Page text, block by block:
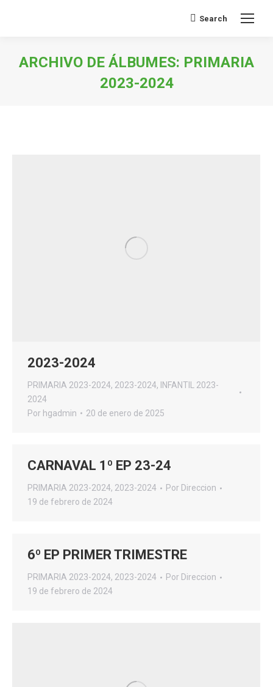
Buscar:
Search
ARCHIVO DE ÁLBUMES: PRIMARIA
2023-2024
2023-2024
PRIMARIA 2023-2024, 2023-2024, INFANTIL 2023-
2024
Por hgadmin 20 de enero de 2025
CARNAVAL 1º EP 23-24
PRIMARIA 2023-2024, 2023-2024 Por Direccion
19 de febrero de 2024
6º EP PRIMER TRIMESTRE
PRIMARIA 2023-2024, 2023-2024 Por Direccion
19 de febrero de 2024